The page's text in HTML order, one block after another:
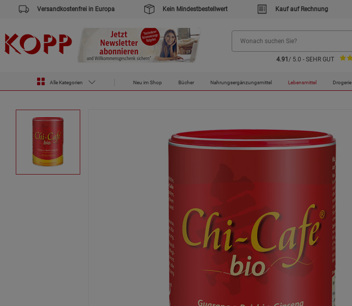
Versandkostenfrei in Europa Kein Mindestbestellwert Kauf auf Rechnung
4.91 / 5.0 - SEHR GUT
Alle Kategorien Neu im Shop Bücher Nahrungsergänzungsmittel Lebensmittel Drogerie
Zur Startseite des Kopp Verlag Online-Shop
Lebensmittel Chi-Cafe® Bio 400 g